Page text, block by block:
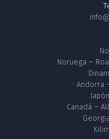
Noruega –
Andorra
Canadá –